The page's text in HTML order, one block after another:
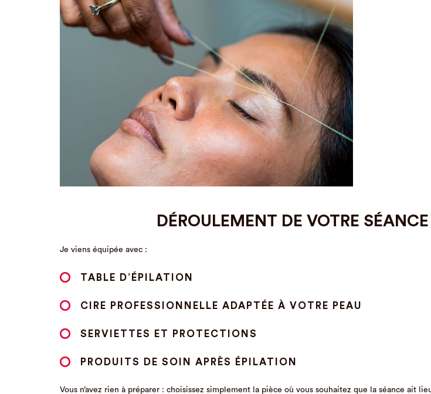
DÉROULEMENT DE VOTRE
Je viens équipée avec :
TABLE D’ÉPILATION
CIRE PROFESSIONNELLE ADAPTÉE À VOTRE PEAU
SERVIETTES ET PROTECTIONS
PRODUITS DE SOIN APRÈS ÉPILATION
Vous n’avez rien à préparer : choisissez simplement la pièce où vous souhaitez que la séance ait